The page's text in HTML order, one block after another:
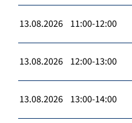
13.08.2026 11:00-12:00
13.08.2026 12:00-13:00
13.08.2026 13:00-14:00